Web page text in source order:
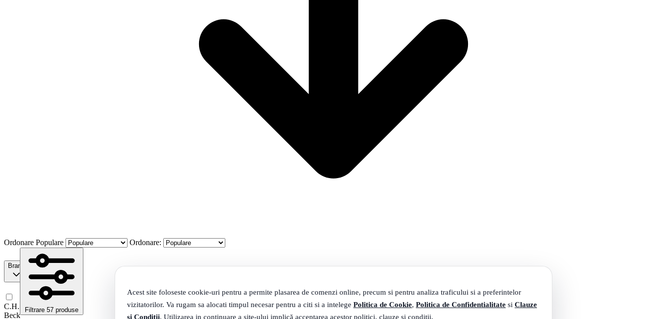
Acest site foloseste cookie-uri pentru a permite plasarea de comenzi online, precum si pentru analiza traficului si a preferintelor
vizitatorilor. Va rugam sa alocati timpul necesar pentru a citi si a intelege Politica de Cookie, Politica de Confidentialitate si Clauze
si Conditii. Utilizarea in continuare a site-ului implică acceptarea acestor politici, clauze si conditii.
Ordonare Populare Ordonare:
Brand
C.H.
Beck
Filtrare 57 produse